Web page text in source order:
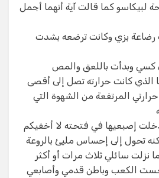
لبيكاسو كما قالت آية أنهما أجمل
رضاعة بزي وكانت ترضعه بشدت
كسي وبدأت باللعق والمص
الذي كانت حرارته تصل إلى أقصى
المرتفعة من الشهوة التي
إصبعيها في فتحته لا أخفيكم
تحول إلى إحساس مليئ بالروعة
نزلت سائلي ثلاث مرات أو أكثر
الكعب وباطن قدمي وأصابعي